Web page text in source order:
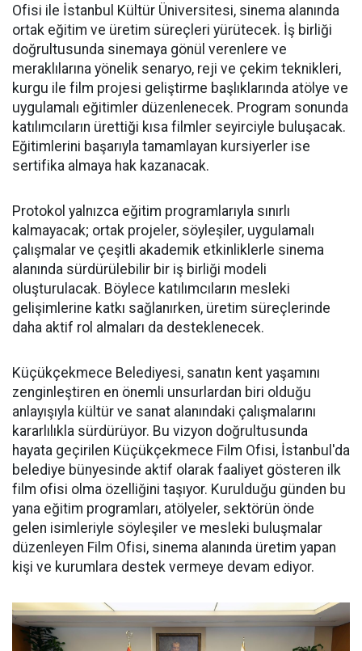
Ofisi ile İstanbul Kültür Üniversitesi, sinema alanında
ortak eğitim ve üretim süreçleri yürütecek. İş birliği
doğrultusunda sinemaya gönül verenlere ve
meraklılarına yönelik senaryo, reji ve çekim teknikleri,
kurgu ile film projesi geliştirme başlıklarında atölye ve
uygulamalı eğitimler düzenlenecek. Program sonunda
katılımcıların ürettiği kısa filmler seyirciyle buluşacak.
Eğitimlerini başarıyla tamamlayan kursiyerler ise
sertifika almaya hak kazanacak.
Protokol yalnızca eğitim programlarıyla sınırlı
kalmayacak; ortak projeler, söyleşiler, uygulamalı
çalışmalar ve çeşitli akademik etkinliklerle sinema
alanında sürdürülebilir bir iş birliği modeli
oluşturulacak. Böylece katılımcıların mesleki
gelişimlerine katkı sağlanırken, üretim süreçlerinde
daha aktif rol almaları da desteklenecek.
Küçükçekmece Belediyesi, sanatın kent yaşamını
zenginleştiren en önemli unsurlardan biri olduğu
anlayışıyla kültür ve sanat alanındaki çalışmalarını
kararlılıkla sürdürüyor. Bu vizyon doğrultusunda
hayata geçirilen Küçükçekmece Film Ofisi, İstanbul'da
belediye bünyesinde aktif olarak faaliyet gösteren ilk
film ofisi olma özelliğini taşıyor. Kurulduğu günden bu
yana eğitim programları, atölyeler, sektörün önde
gelen isimleriyle söyleşiler ve mesleki buluşmalar
düzenleyen Film Ofisi, sinema alanında üretim yapan
kişi ve kurumlara destek vermeye devam ediyor.